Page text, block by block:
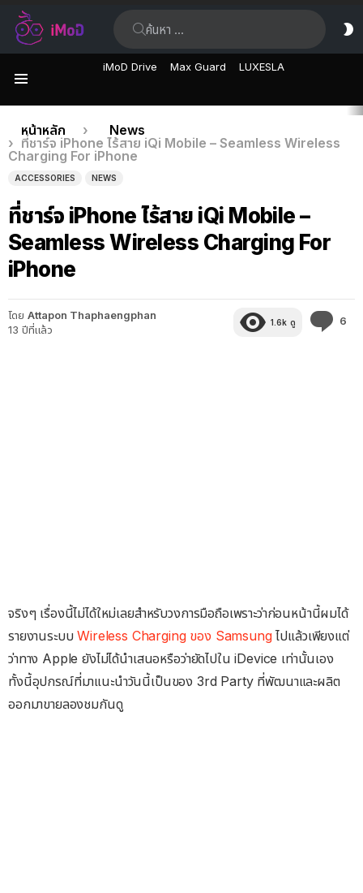
iMoD Drive Max Guard LUXESLA
เรื่อง
ล่าสุด
คุณอยู่ที่นี่:
หน้าหลัก
News
ที่ชาร์จ iPhone ไร้สาย iQi Mobile – Seamless Wireless
Charging For iPhone
ACCESSORIES NEWS
ที่ชาร์จ iPhone ไร้สาย iQi Mobile –
Seamless Wireless Charging For
iPhone
โดย Attapon Thaphaengphan
13 ปีที่แล้ว
1.6k ดู 6
จริงๆ เรื่องนี้ไม่ได้ใหม่เลยสำหรับวงการมือถือเพราะว่าก่อนหน้านี้ผมได้
รายงานระบบWireless Charging ของ Samsungไปแล้วเพียงแต่
ว่าทาง Apple ยังไม่ได้นำเสนอหรือว่ายัดไปใน iDevice เท่านั้นเอง
ทั้งนี้อุปกรณ์ที่มาแนะนำวันนี้เป็นของ 3rd Party ที่พัฒนาและผลิต
ออกมาขายลองชมกันดู